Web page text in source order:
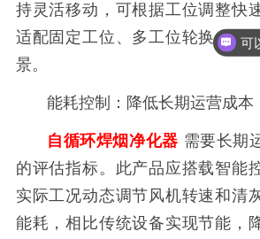
持灵活移动，可根据工位调整快
适配固定工位、多工位轮换、柔
景。
能耗控制：降低长期运营成本
自循环焊烟净化器 需要长期
的评估指标。此产品应搭载智能
实际工况动态调节风机转速和清
能耗，相比传统设备实现节能，